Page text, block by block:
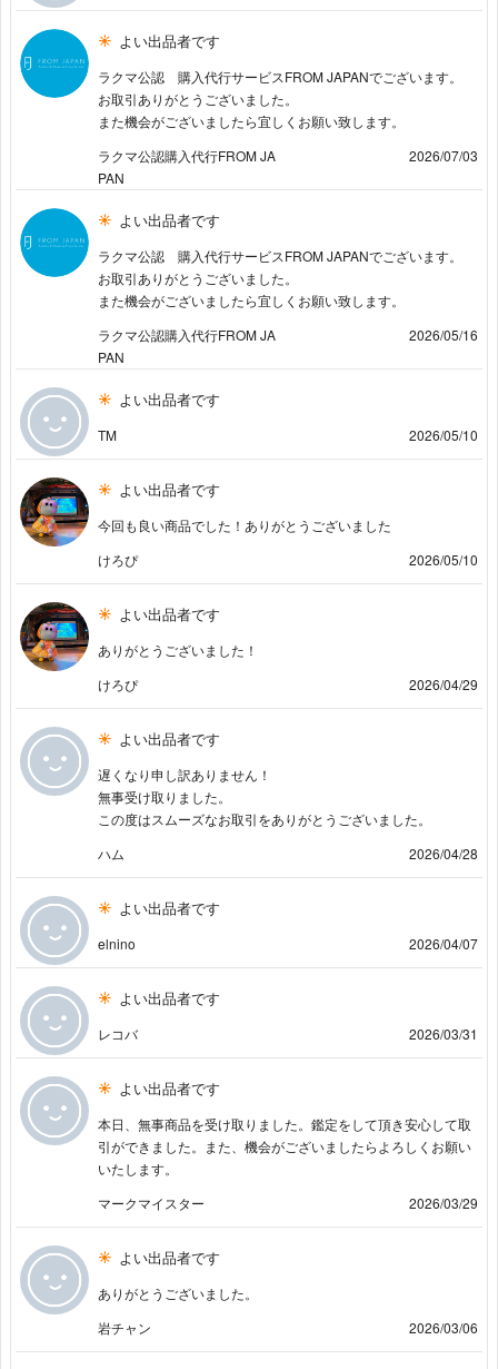
よい出品者です
ラクマ公認 購入代行サービスFROM JAPANでございます。
お取引ありがとうございました。
また機会がございましたら宜しくお願い致します。
ラクマ公認購入代行FROM JA
PAN
2026/07/03
よい出品者です
ラクマ公認 購入代行サービスFROM JAPANでございます。
お取引ありがとうございました。
また機会がございましたら宜しくお願い致します。
ラクマ公認購入代行FROM JA
PAN
2026/05/16
よい出品者です
TM 2026/05/10
よい出品者です
今回も良い商品でした！ありがとうございました
けろぴ
2026/05/10
よい出品者です
ありがとうございました！
けろぴ
2026/04/29
よい出品者です
遅くなり申し訳ありません！
無事受け取りました。
この度はスムーズなお取引をありがとうございました。
ハム
2026/04/28
よい出品者です
elnino 2026/04/07
よい出品者です
レコバ 2026/03/31
よい出品者です
本日、無事商品を受け取りました。鑑定をして頂き安心して取
引ができました。また、機会がございましたらよろしくお願い
いたします。
マークマイスター
2026/03/29
よい出品者です
ありがとうございました。
岩チャン
2026/03/06